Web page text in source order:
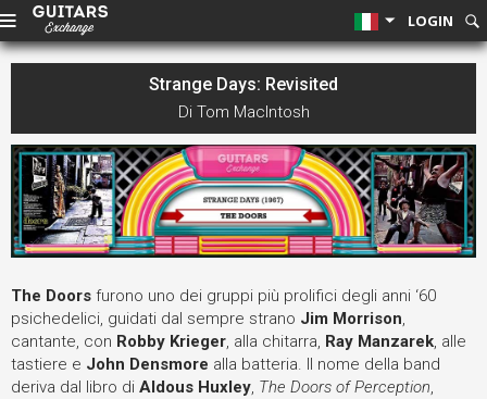
LOGIN
Strange Days: Revisited
Di Tom MacIntosh
The Doors furono uno dei gruppi più prolifici degli anni ‘60
psichedelici, guidati dal sempre strano Jim Morrison,
cantante, con Robby Krieger, alla chitarra, Ray Manzarek, alle
tastiere e John Densmore alla batteria. Il nome della band
deriva dal libro di Aldous Huxley, The Doors of Perception,